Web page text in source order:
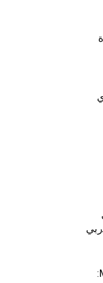
التأمينات المغربية حياة Maghrebia Vie: